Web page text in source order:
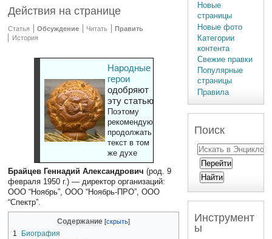
Действия на странице
Статья Обсуждение Читать
Править
История
Народные
герои
одобряют
эту статью
Поэтому
рекомендуют
продолжать
текст в том
же духе
Брайцев Геннадий Александрович (род. 9
февраля 1950 г.) — директор организаций:
ООО “Ноябрь”, ООО “Ноябрь-ПРО”, ООО
“Спектр”.
Содержание
1
Биография
Новые
страницы
Новые фото
Категории
контента
Свежие правки
Популярные
страницы
Правила
Поиск
Инструмент
ы